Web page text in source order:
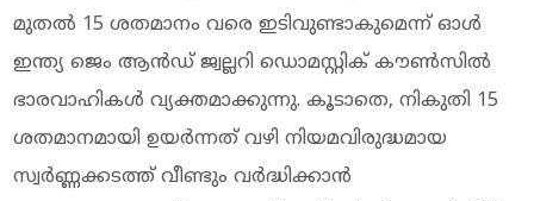
മുതൽ 15 ശതമാനം വരെ ഇടിവുണ്ടാകുമെന്ന് ഓൾ
ഇന്ത്യ ജെം ആൻഡ് ജ്വല്ലറി ഡൊമസ്റ്റിക് കൗൺസിൽ
ഭാരവാഹികൾ വ്യക്തമാക്കുന്നു. കൂടാതെ, നികുതി 15
ശതമാനമായി ഉയർന്നത് വഴി നിയമവിരുദ്ധമായ
സ്വർണ്ണക്കടത്ത് വീണ്ടും വർദ്ധിക്കാൻ